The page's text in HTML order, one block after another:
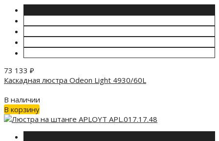
73 133 ₽
Каскадная люстра Odeon Light 4930/60L
В наличии
В корзину